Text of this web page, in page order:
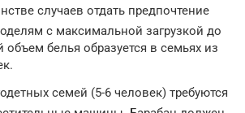
случаев отдать предпочтение
с максимальной загрузкой до
объем белья образуется в семьях из
семей (5-6 человек) требуются